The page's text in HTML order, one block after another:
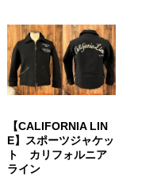
【CALIFORNIA LIN
E】スポーツジャケッ
ト カリフォルニア
ライン